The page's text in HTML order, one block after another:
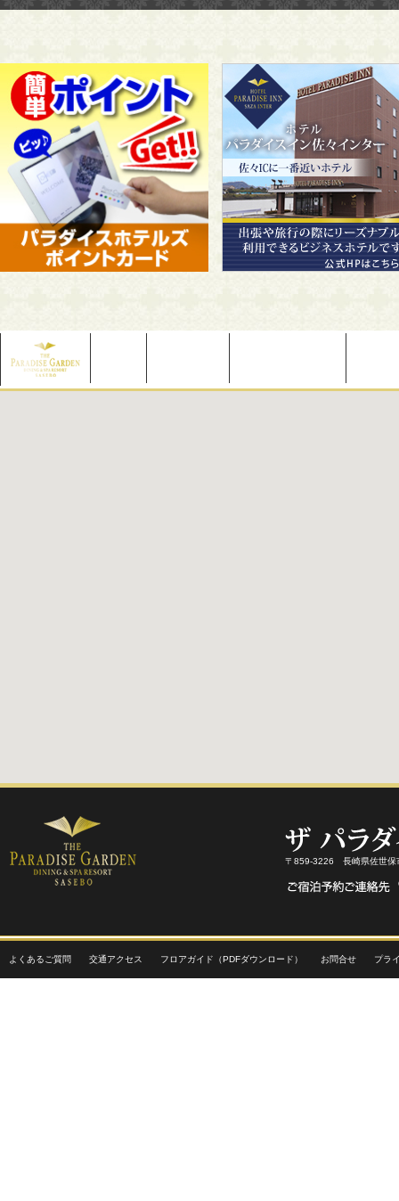
〒859-3226 長崎県佐世保
よくあるご質問 交通アクセス フロアガイド（PDFダウンロード） お問合せ プラ